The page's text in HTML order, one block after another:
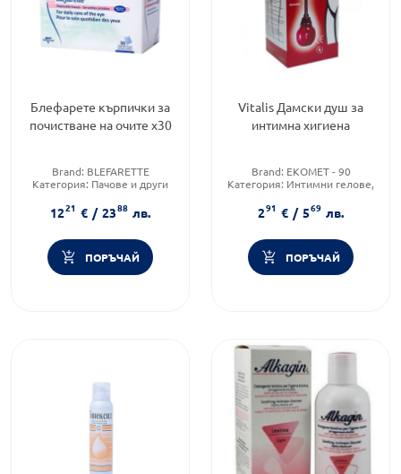
Блефарете кърпички за
почистване на очите х30
Brand: BLEFARETTE
Категория: Пачове и други
зона
Тип козметика:
Масова
1221 € / 2388 лв.
ПОРЪЧАЙ
Vitalis Дамски душ за
интимна хигиена
Brand: EKOMET - 90
Категория: Интимни гелове,
Тип козметика: Масова
козметика
291 € / 569 лв.
ПОРЪЧАЙ
Абонирай се!
Вземи промокод за -10%